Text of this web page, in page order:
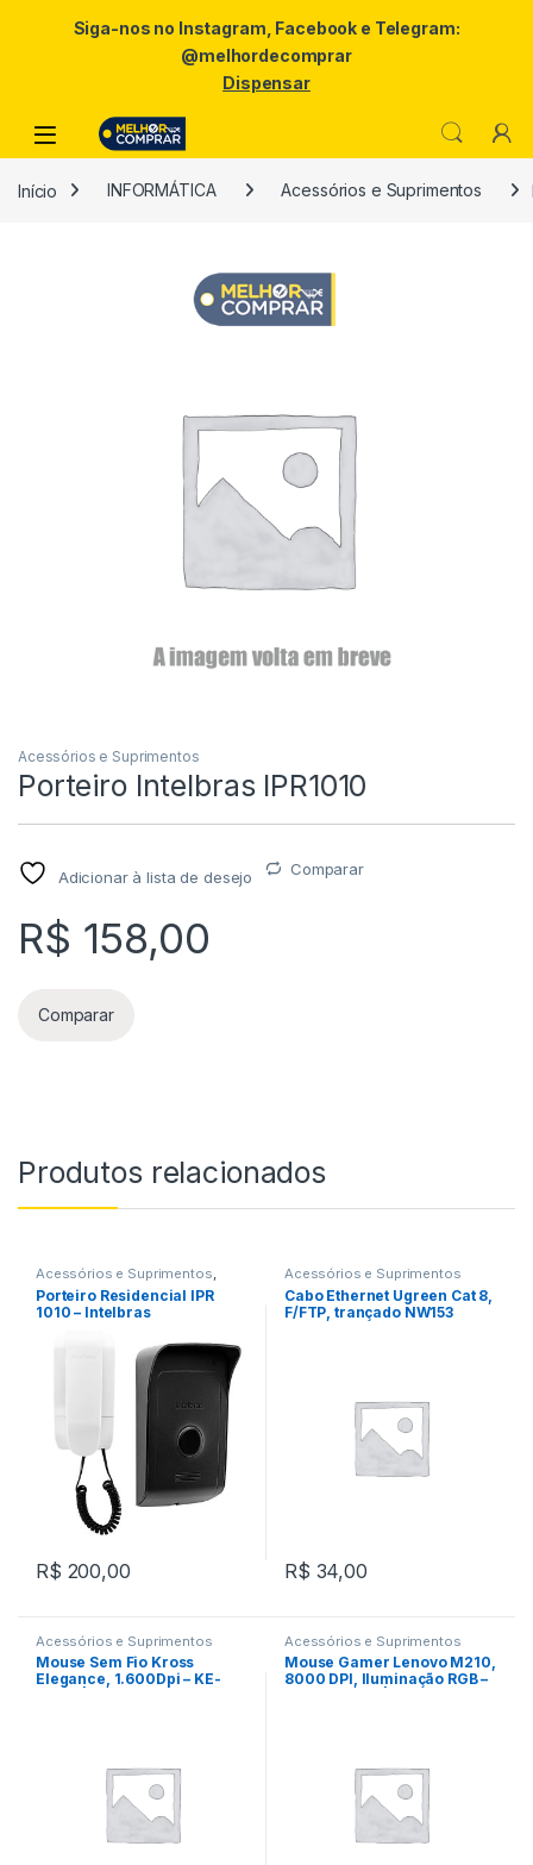
Siga-nos no Instagram, Facebook e Telegram:
@melhordecomprar
Dispensar
Skip to navigation
Skip to content
Início INFORMÁTICA Acessórios e Suprimentos
Acessórios e Suprimentos
Porteiro Intelbras IPR1010
Adicionar à lista de desejo Comparar
R$ 158,00
Comparar
Produtos relacionados
Acessórios e Suprimentos,
Segurança
Porteiro Residencial IPR
1010 – Intelbras
R$ 200,00
Acessórios e Suprimentos
Cabo Ethernet Ugreen Cat 8,
F/FTP, trançado NW153
R$ 34,00
Acessórios e Suprimentos
Mouse Sem Fio Kross
Elegance, 1.600Dpi – KE-
Acessórios e Suprimentos
Mouse Gamer Lenovo M210,
8000 DPI, Iluminação RGB –